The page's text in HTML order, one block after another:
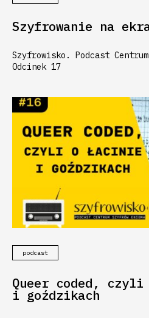
Szyfrowanie na
Szyfrowisko. Podcast
Odcinek 17
podcast
Queer coded,
i goździkach